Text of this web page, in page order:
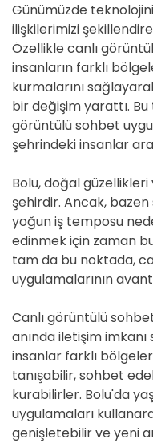
Günümüzde
ilişkilerimizi
Özellikle canlı
insanların farklı
kurmalarını
bir değişim yarattı.
görüntülü sohbet
şehrindeki insanlar
Bolu, doğal
şehirdir. Ancak, bazen
yoğun iş temposu
edinmek için zaman
tam da bu noktada,
uygulamalarının
Canlı görüntülü
anında iletişim
insanlar farklı
tanışabilir, sohbet
kurabilirler. Bolu'da
uygulamaları
genişletebilir ve yeni